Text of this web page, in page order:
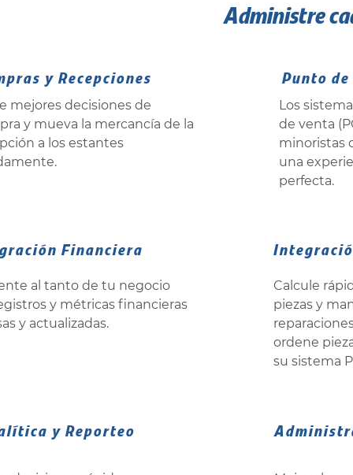
Administre
y Recepciones
mejores decisiones de
y mueva la mercancía de la
a los estantes
Punto de
Los
de venta
minoristas
una
perfecta.
Financiera
al tanto de tu negocio
y métricas financieras
y actualizadas.
Calcule
piezas y
ordene
su sistema
y Reporteo